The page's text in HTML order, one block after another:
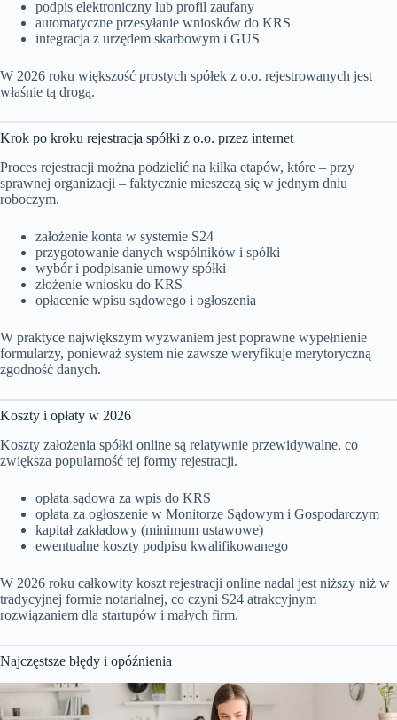
podpis elektroniczny lub profil zaufany
automatyczne przesyłanie wniosków do KRS
integracja z urzędem skarbowym i GUS
W 2026 roku większość prostych spółek z o.o. rejestrowanych jest
właśnie tą drogą.
Krok po kroku rejestracja spółki z o.o. przez internet
Proces rejestracji można podzielić na kilka etapów, które – przy
sprawnej organizacji – faktycznie mieszczą się w jednym dniu
roboczym.
założenie konta w systemie S24
przygotowanie danych wspólników i spółki
wybór i podpisanie umowy spółki
złożenie wniosku do KRS
opłacenie wpisu sądowego i ogłoszenia
W praktyce największym wyzwaniem jest poprawne wypełnienie
formularzy, ponieważ system nie zawsze weryfikuje merytoryczną
zgodność danych.
Koszty i opłaty w 2026
Koszty założenia spółki online są relatywnie przewidywalne, co
zwiększa popularność tej formy rejestracji.
opłata sądowa za wpis do KRS
opłata za ogłoszenie w Monitorze Sądowym i Gospodarczym
kapitał zakładowy (minimum ustawowe)
ewentualne koszty podpisu kwalifikowanego
W 2026 roku całkowity koszt rejestracji online nadal jest niższy niż w
tradycyjnej formie notarialnej, co czyni S24 atrakcyjnym
rozwiązaniem dla startupów i małych firm.
Najczęstsze błędy i opóźnienia